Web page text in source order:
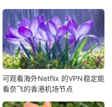
可观看海外Netflix 的VPN稳定能
看奈飞的香港机场节点